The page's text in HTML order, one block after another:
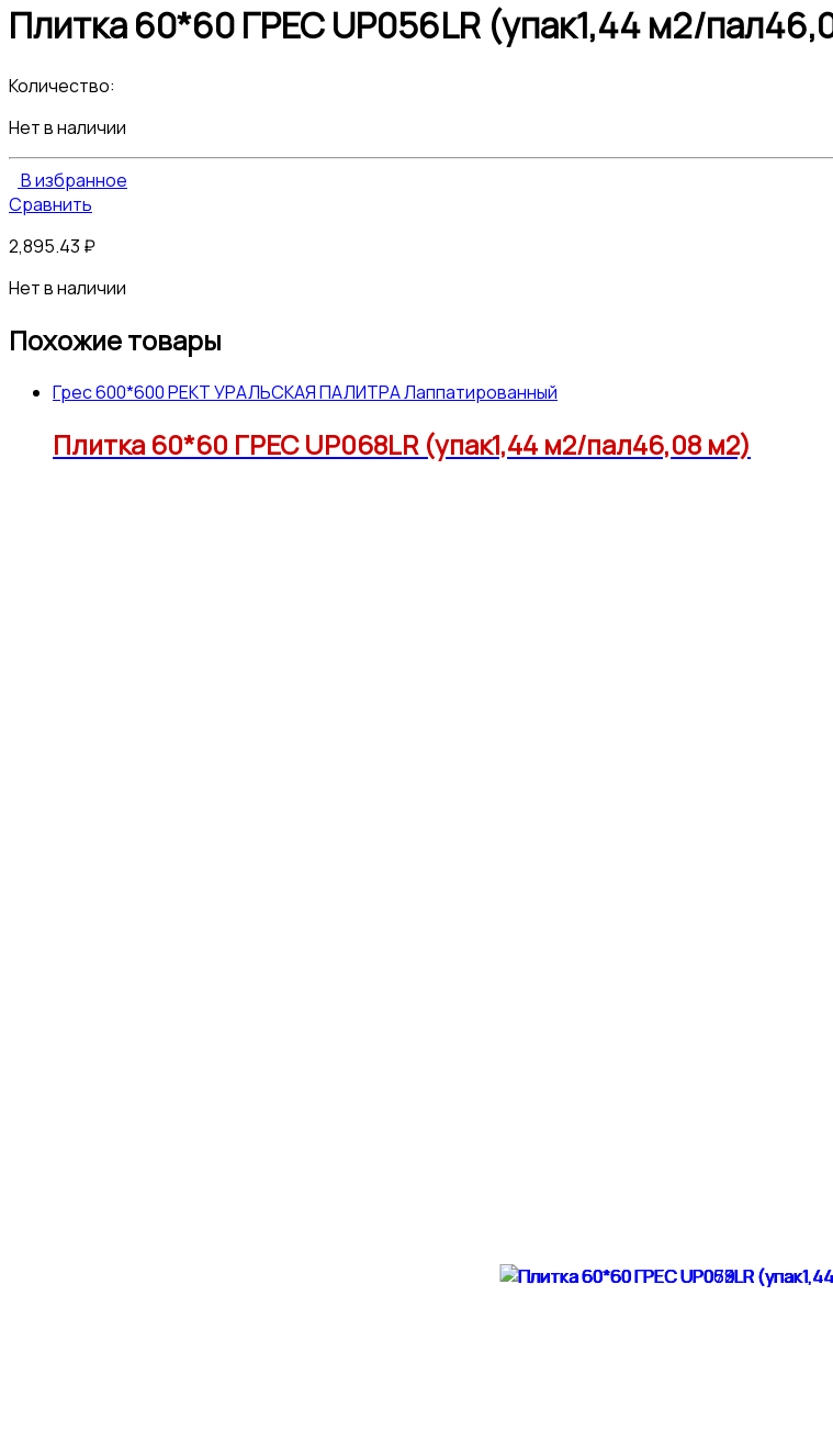
Плитка 60*60 ГРЕС UP056LR (упак1,44 м2/
Количество:
Нет в наличии
В избранное
Сравнить
2,895.43 ₽
Нет в наличии
Похожие товары
Грес 600*600 РЕКТ УРАЛЬСКАЯ ПАЛИТРА Лаппатированный
Плитка 60*60 ГРЕС UP068LR (упак1,44 м2/пал46,08 м2)